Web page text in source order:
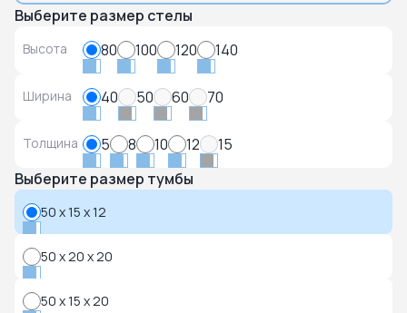
Выберите размер стелы
Высота 80 100 120 140
Ширина 40 50 60 70
Толщина 5 8 10 12
15
Выберите размер тумбы
50 x 15 x 12
50 x 20 x 20
50 x 15 x 20